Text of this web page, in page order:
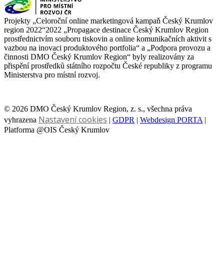
Projekty „Celoroční online marketingová kampaň Český Krumlov
region 2022“2022 „Propagace destinace Český Krumlov Region
prostřednictvím souboru tiskovin a online komunikačních aktivit s
vazbou na inovaci produktového portfolia“ a „Podpora provozu a
činnosti DMO Český Krumlov Region“ byly realizovány za
přispění prostředků státního rozpočtu České republiky z programu
Ministerstva pro místní rozvoj.
© 2026 DMO Český Krumlov Region, z. s., všechna práva
vyhrazena Nastavení cookies | GDPR | Webdesign PORTA |
Platforma @OIS Český Krumlov